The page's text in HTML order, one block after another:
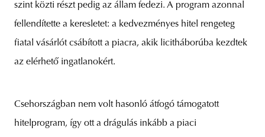
szint közti részt pedig az állam fedezi. A program azonnal
fellendítette a keresletet: a kedvezményes hitel rengeteg
fiatal vásárlót csábított a piacra, akik licitháborúba kezdtek
az elérhető ingatlanokért.
Csehországban nem volt hasonló átfogó támogatott
hitelprogram, így ott a drágulás inkább a piaci